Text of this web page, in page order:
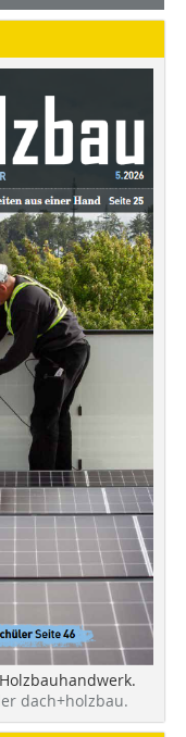
dach+holzbau.